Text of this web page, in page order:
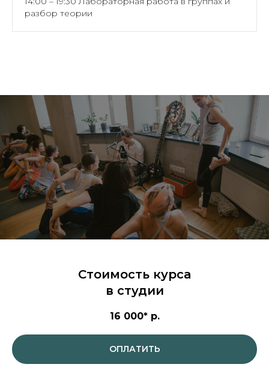
разбор теории
Стоимость курса
в студии
16 000* р.
ОПЛАТИТЬ